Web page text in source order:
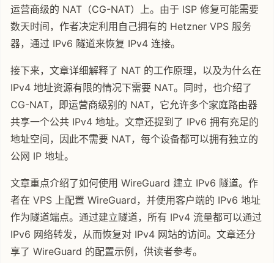
运营商级的 NAT（CG-NAT）上。由于 ISP 修复可能需要
数天时间，作者决定利用自己拥有的 Hetzner VPS 服务
器，通过 IPv6 隧道来恢复 IPv4 连接。
接下来，文章详细解释了 NAT 的工作原理，以及为什么在
IPv4 地址资源有限的情况下需要 NAT。同时，也介绍了
CG-NAT，即运营商级别的 NAT，它允许多个家庭路由器
共享一个公共 IPv4 地址。文章还提到了 IPv6 拥有充足的
地址空间，因此不需要 NAT，每个设备都可以拥有独立的
公网 IP 地址。
文章重点介绍了如何使用 WireGuard 建立 IPv6 隧道。作
者在 VPS 上配置 WireGuard，并使用客户端的 IPv6 地址
作为隧道端点。通过建立隧道，所有 IPv4 流量都可以通过
IPv6 网络转发，从而恢复对 IPv4 网站的访问。文章还分
享了 WireGuard 的配置示例，供读者参考。